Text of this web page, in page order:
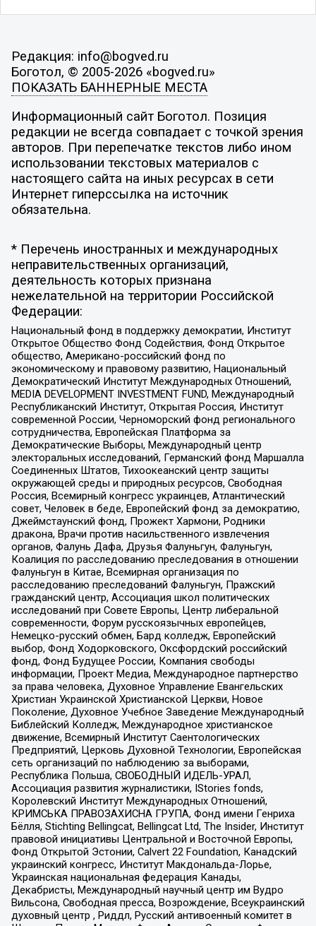
Редакция: info@bogved.ru
Боготол, © 2005-2026 «bogved.ru»
ПОКАЗАТЬ БАННЕРНЫЕ МЕСТА
Информационный сайт Боготол. Позиция
редакции не всегда совпадает с точкой зрения
авторов. При перепечатке текстов либо ином
использовании текстовых материалов с
настоящего сайта на иных ресурсах в сети
Интернет гиперссылка на источник
обязательна.
* Перечень иностранных и международных
неправительственных организаций,
деятельность которых признана
нежелательной на территории Российской
Федерации:
Национальный фонд в поддержку демократии, Институт
Открытое Общество Фонд Содействия, Фонд Открытое
общество, Американо-российский фонд по
экономическому и правовому развитию, Национальный
Демократический Институт Международных Отношений,
MEDIA DEVELOPMENT INVESTMENT FUND, Международный
Республиканский Институт, Открытая Россия, Институт
современной России, Черноморский фонд регионального
сотрудничества, Европейская Платформа за
Демократические Выборы, Международный центр
электоральных исследований, Германский фонд Маршалла
Соединенных Штатов, Тихоокеанский центр защиты
окружающей среды и природных ресурсов, Свободная
Россия, Всемирный конгресс украинцев, Атлантический
совет, Человек в беде, Европейский фонд за демократию,
Джеймстаунский фонд, Прожект Хармони, Родники
дракона, Врачи против насильственного извлечения
органов, Фалунь Дафа, Друзья Фалуньгун, Фалуньгун,
Коалиция по расследованию преследования в отношении
Фалуньгун в Китае, Всемирная организация по
расследованию преследований Фалуньгун, Пражский
гражданский центр, Ассоциация школ политических
исследований при Совете Европы, Центр либеральной
современности, Форум русскоязычных европейцев,
Немецко-русский обмен, Бард колледж, Европейский
выбор, Фонд Ходорковского, Оксфордский российский
фонд, Фонд Будущее России, Компания свободы
информации, Проект Медиа, Международное партнерство
за права человека, Духовное Управление Евангельских
Христиан Украинской Христианской Церкви, Новое
Поколение, Духовное Учебное Заведение Международный
Библейский Колледж, Международное христианское
движение, Всемирный Институт Саентологических
Предприятий, Церковь Духовной Технологии, Европейская
сеть организаций по наблюдению за выборами,
Республика Польша, СВОБОДНЫЙ ИДЕЛЬ-УРАЛ,
Ассоциация развития журналистики, IStories fonds,
Королевский Институт Международных Отношений,
КРИМСЬКА ПРАВОЗАХИСНА ГРУПА, Фонд имени Генриха
Бёлля, Stichting Bellingcat, Bellingcat Ltd, The Insider, Институт
правовой инициативы Центральной и Восточной Европы,
Фонд Открытой Эстонии, Calvert 22 Foundation, Канадский
украинский конгресс, Институт Макдональда-Лорье,
Украинская национальная федерация Канады,
Декабристы, Международный научный центр им Вудро
Вильсона, Свободная пресса, Возрождение, Всеукраинский
духовный центр , Риддл, Русский антивоенный комитет в